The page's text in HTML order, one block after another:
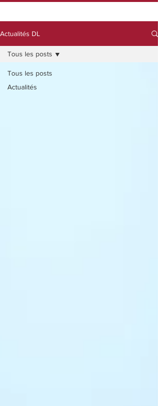
Actualités DL
Tous les posts
Actualités
Tous les posts